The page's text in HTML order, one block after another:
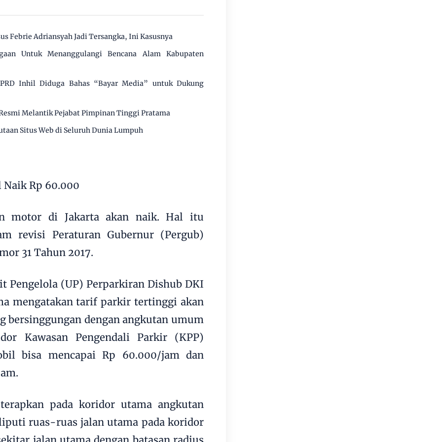
Febrie Adriansyah Jadi Tersangka, Ini Kasusnya
Untuk Menanggulangi Bencana Alam Kabupaten
Inhil Diduga Bahas “Bayar Media” untuk Dukung
Melantik Pejabat Pimpinan Tinggi Pratama
Situs Web di Seluruh Dunia Lumpuh
Rp 60.000
motor di Jakarta akan naik. Hal itu
revisi Peraturan Gubernur (Pergub)
31 Tahun 2017.
Pengelola (UP) Perparkiran Dishub DKI
mengatakan tarif parkir tertinggi akan
bersinggungan dengan angkutan umum
Kawasan Pengendali Parkir (KPP)
bisa mencapai Rp 60.000/jam dan
pada koridor utama angkutan
ruas-ruas jalan utama pada koridor